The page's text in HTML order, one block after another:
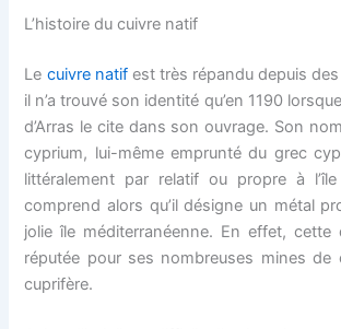
L’histoire du cuivre natif
Le cuivre natifest très répandu depuis des
il n’a trouvé son identité qu’en 1190
d’Arras le cite dans son ouvrage. Son
cyprium, lui-même emprunté du grec
littéralement par relatif ou propre à
comprend alors qu’il désigne un métal
jolie île méditerranéenne. En effet, cette
réputée pour ses nombreuses mines de
cuprifère.